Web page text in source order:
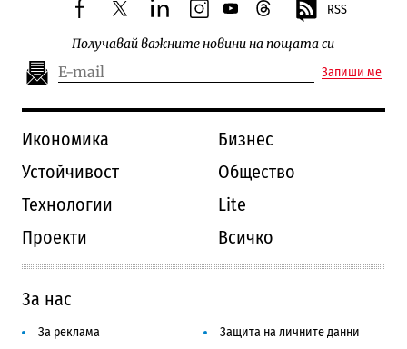
facebooktwitterlinkedininstagram
youtubethreads RSS
Получавай важните новини на пощата си
Запиши ме
Икономика
Бизнес
Устойчивост
Общество
Технологии
Lite
Проекти
Всичко
За нас
За реклама
Защита на личните данни